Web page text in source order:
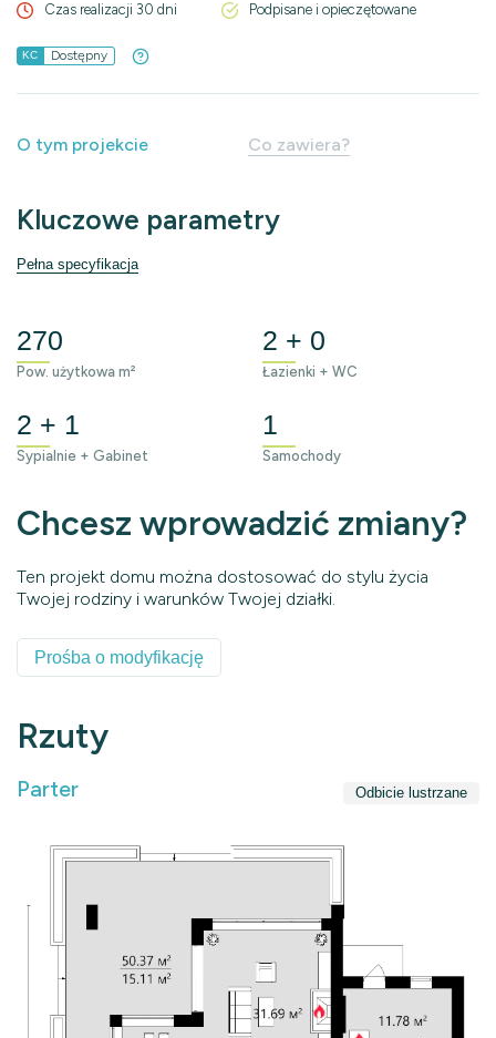
Czas realizacji 30 dni Podpisane i opieczętowane
KC Dostępny
O tym projekcie Co zawiera?
Kluczowe parametry
Pełna specyfikacja
270
Pow. użytkowa m²
2 + 0
Łazienki + WC
2 + 1
Sypialnie + Gabinet
1
Samochody
Chcesz wprowadzić zmiany?
Ten projekt domu można dostosować do stylu życia
Twojej rodziny i warunków Twojej działki.
Prośba o modyfikację
Rzuty
Parter Odbicie lustrzane